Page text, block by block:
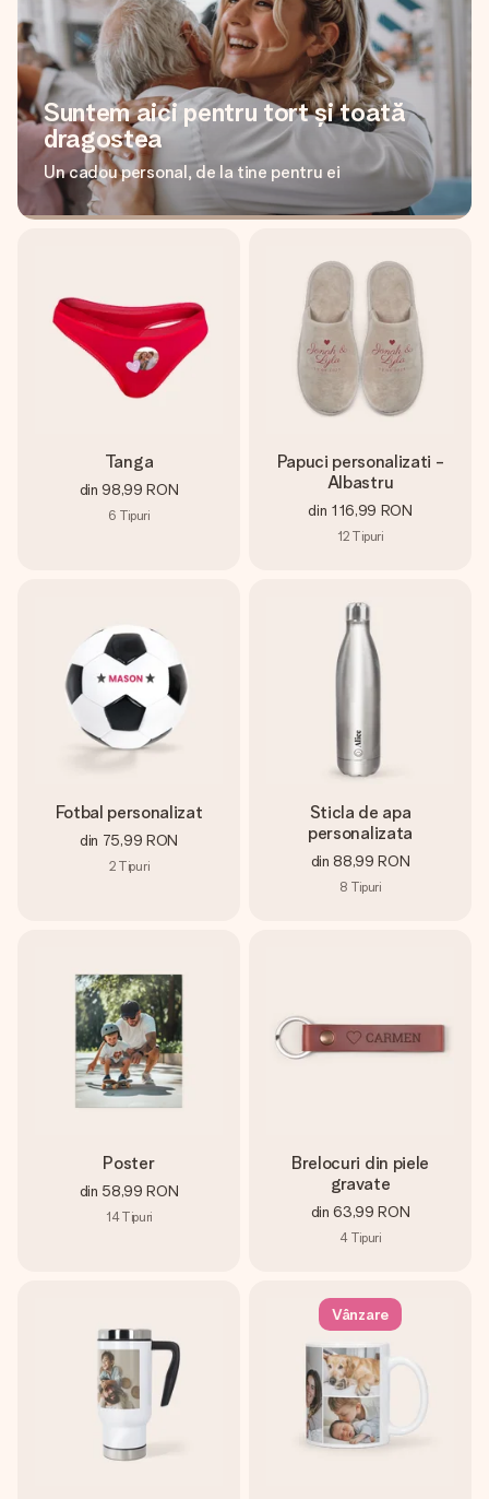
Suntem aici pentru tort și toată
dragostea
Un cadou personal, de la tine pentru ei
Tanga
din 98,99 RON
6 Tipuri
Papuci personalizati -
Albastru
din 116,99 RON
12 Tipuri
Fotbal personalizat
din 75,99 RON
2 Tipuri
Sticla de apa
personalizata
din 88,99 RON
8 Tipuri
Poster
din 58,99 RON
14Tipuri
Brelocuri din piele
gravate
din 63,99 RON
4 Tipuri
Vânzare